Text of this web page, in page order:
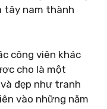
tây nam thành
công viên khác
cho là một
đẹp như tranh
vào những năm